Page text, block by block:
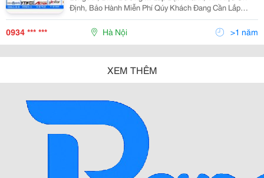
Định, Bảo Hành Miễn Phí Qúy Khách Đang Cần Lắp
Truyền Hình Nhật Bản Cho Khách Sạn, Tòa Nhà, Căn Hộ
Giá Rẻ Nhưng Phải Đảm Bảo Tín Hiệu Ổn Định, Không
0934 *** *** Hà Nội >1 năm
XEM THÊM